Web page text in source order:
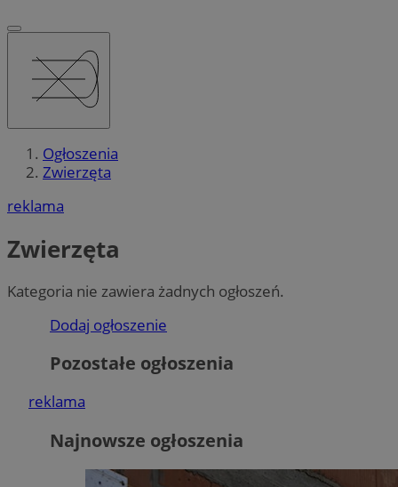
Ogłoszenia
Zwierzęta
reklama
Zwierzęta
Kategoria nie zawiera żadnych ogłoszeń.
Dodaj ogłoszenie
Pozostałe ogłoszenia
reklama
Najnowsze ogłoszenia